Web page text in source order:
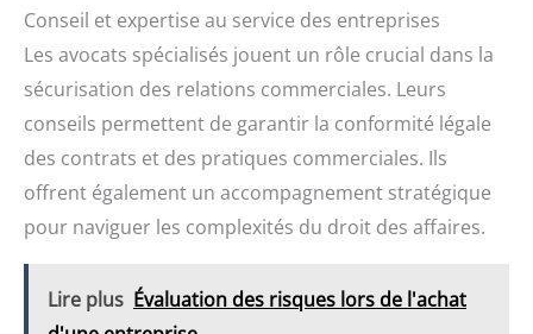
Conseil et expertise au service des entreprises
Les avocats spécialisés jouent un rôle crucial dans la
sécurisation des relations commerciales. Leurs
conseils permettent de garantir la conformité légale
des contrats et des pratiques commerciales. Ils
offrent également un accompagnement stratégique
pour naviguer les complexités du droit des affaires.
Lire plus Évaluation des risques lors de l'achat